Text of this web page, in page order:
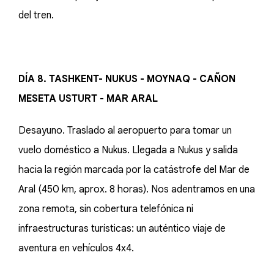
del tren.
DÍA 8. TASHKENT- NUKUS - MOYNAQ - CAÑON
MESETA USTURT - MAR ARAL
Desayuno. Traslado al aeropuerto para tomar un
vuelo doméstico a Nukus. Llegada a Nukus y salida
hacia la región marcada por la catástrofe del Mar de
Aral (450 km, aprox. 8 horas). Nos adentramos en una
zona remota, sin cobertura telefónica ni
infraestructuras turísticas: un auténtico viaje de
aventura en vehículos 4x4.